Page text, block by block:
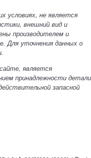
условиях, не является
внешний вид и
производителем и
Для уточнения данных о
является
принадлежности детали
запасной